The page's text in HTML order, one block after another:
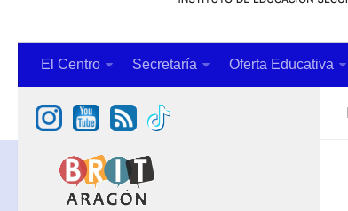
El Centro Secretaría Oferta Educativa